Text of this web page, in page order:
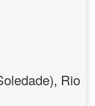
Rio